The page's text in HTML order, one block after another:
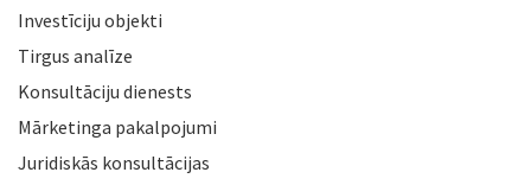
Investīciju objekti
Tirgus analīze
Konsultāciju dienests
Mārketinga pakalpojumi
Juridiskās konsultācijas